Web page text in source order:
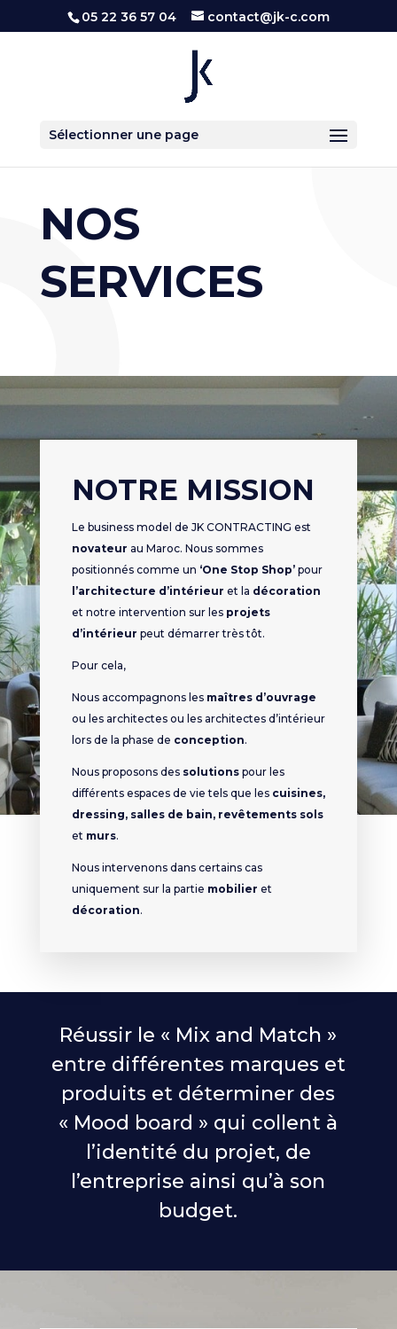
05 22 36 57 04 contact@jk-c.com
Sélectionner une page
NOS
SERVICES
NOTRE MISSION
Le business model de JK CONTRACTING est
novateur au Maroc. Nous sommes
positionnés comme un ‘One Stop Shop’pour
l’architecture d’intérieur et la décoration
et notre intervention sur les projets
d’intérieur peut démarrer très tôt.
Pour cela,
Nous accompagnons les maîtres d’ouvrage
ou les architectes ou les architectes d’intérieur
lors de la phase de conception.
Nous proposons des solutionspour les
différents espaces de vie tels que les cuisines,
dressing, salles de bain, revêtements sols
et murs.
Nous intervenons dans certains cas
uniquement sur la partie mobilier et
décoration.
Réussir le « Mix and Match »
entre différentes marques et
produits et déterminer des
« Mood board » qui collent à
l’identité du projet, de
l’entreprise ainsi qu’à son
budget.